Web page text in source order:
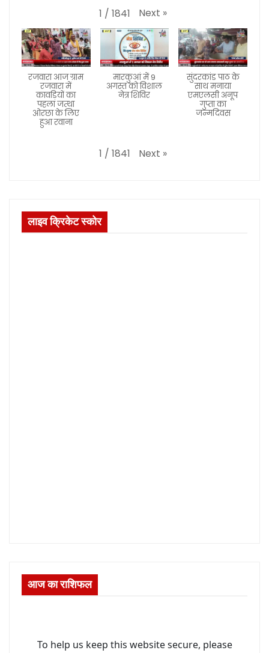
1 / 1841 Next »
रजवारा आज ग्राम
रजवारा में
कावड़ियों का
पहला जत्था
ओरछा के लिए
हुआ रवाना
मारकुआं में 9
अगस्त को विशाल
नेत्र शिविर
सुंदरकांड पाठ के
साथ मनाया
एमएलसी अनूप
गुप्ता का
जन्मदिवस
1 / 1841 Next »
लाइव क्रिकेट स्कोर
आज का राशिफल